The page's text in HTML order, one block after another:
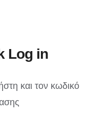
Log in
και τον κωδικό